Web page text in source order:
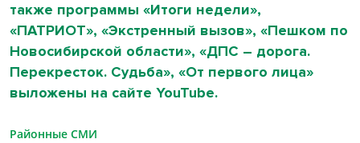
также программы «Итоги недели»,
«ПАТРИОТ», «Экстренный вызов», «Пешком по
Новосибирской области», «ДПС – дорога.
Перекресток. Судьба», «От первого лица»
выложены на сайте YouTube.
Районные СМИ